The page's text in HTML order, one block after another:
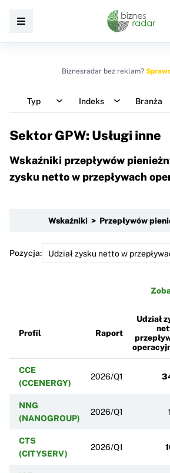
Biznesradar bez reklam?
Typ Indeks Branża
Sektor GPW: Usługi inne
Wskaźniki przepływów
zysku netto w przepływach
Wskaźniki > Przepływów
Pozycja:
Profil Raport
Udział
CCE
(CCENERGY)
2026/Q1
NNG
(NANOGROUP)
2026/Q1
CTS
(CITYSERV)
2026/Q1